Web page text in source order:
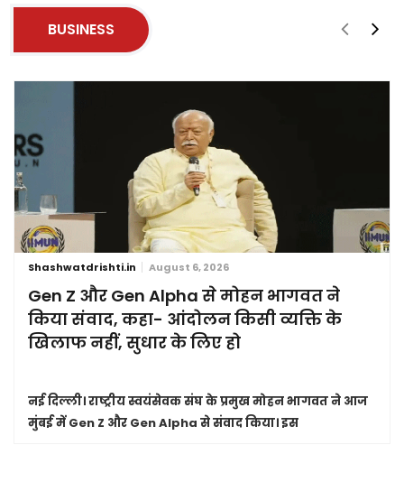
BUSINESS
Shashwatdrishti.in August 6, 2026
Gen Z और Gen Alpha से मोहन भागवत ने
किया संवाद, कहा- आंदोलन किसी व्यक्ति के
खिलाफ नहीं, सुधार के लिए हो
नई दिल्ली।राष्ट्रीय स्वयंसेवक संघ के प्रमुख मोहन भागवत ने आज
मुंबई में Gen Z और Gen Alpha से संवाद किया। इस